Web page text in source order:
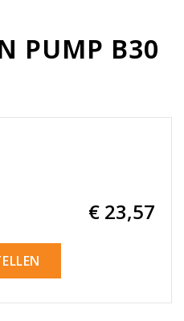
PUMP B30
€ 23,57